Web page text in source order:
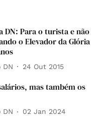
DN: Para o turista e não
o Elevador da Glória
DN 24 Out 2015
mas também os
DN 02 Jan 2024